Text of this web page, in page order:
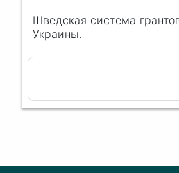
Шведская система
Украины.